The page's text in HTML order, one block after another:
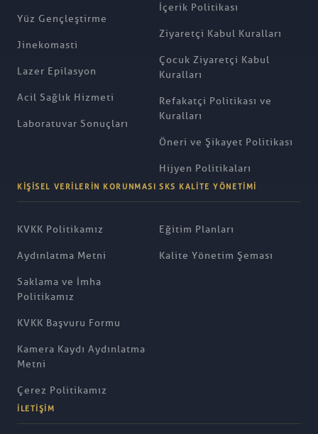
Yüz Gençleştirme
Jinekomasti
Lazer Epilasyon
Acil Sağlık Hizmeti
Laboratuvar Sonuçları
İçerik Politikası
Ziyaretçi Kabul Kuralları
Çocuk Ziyaretçi Kabul
Kuralları
Refakatçi Politikası ve
Kuralları
Öneri ve Şikayet Politikası
Hijyen Politikaları
KIŞISEL VERILERIN KORUNMASI
KVKK Politikamız
Aydınlatma Metni
Saklama ve İmha
Politikamız
KVKK Başvuru Formu
Kamera Kaydı Aydınlatma
Metni
Çerez Politikamız
SKS KALITE YÖNETIMI
Eğitim Planları
Kalite Yönetim Şeması
İLETIŞIM